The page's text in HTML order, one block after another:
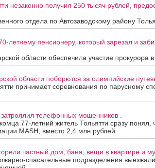
незаконно получил 250 тысяч рублей,
отдела по Автозаводскому району
летнему пенсионеру, который зарезал и
области обеспечила участие прокурора
области поборются за олимпийские
принимает соревнования по парусному
телефонных мошенников .
77-летний житель Тольятти сразу понял,
MASH, вместо 2,4 млн рублей ..
частный дом, баня, вещи в квартире и
спасательные подразделения